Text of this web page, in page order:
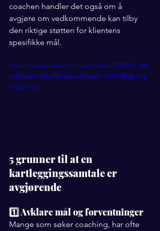
coachen handler det også om å
avgjøre om vedkommende kan tilby
den riktige støtten for klientens
spesifikke mål.
https://video.wixstatic.com/video/295f0d_fa6
6d83e26134edf8eb6ee97fda9cc01/1080p/mp
4/file.mp4
5 grunner til at en
kartleggingssamtale er
avgjørende
1️⃣ Avklare mål og forventninger
Mange som søker coaching, har ofte